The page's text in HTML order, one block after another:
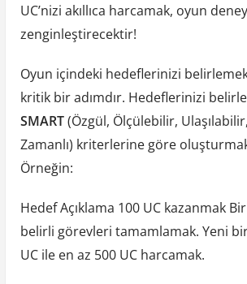
UC’nizi akıllıca harcamak, oyun
zenginleştirecektir!
Oyun içindeki hedeflerinizi
kritik bir adımdır. Hedeflerinizi
SMART(Özgül, Ölçülebilir,
Zamanlı) kriterlerine göre
Örneğin:
Hedef Açıklama 100 UC kazanmak
belirli görevleri tamamlamak. Yeni
UC ile en az 500 UC harcamak.